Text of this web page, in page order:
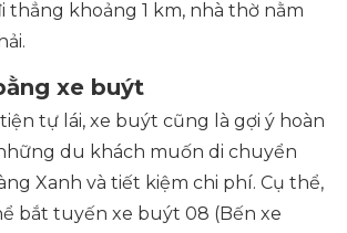
thẳng khoảng 1 km, nhà thờ nằm
xe buýt
tự lái, xe buýt cũng là gợi ý hoàn
du khách muốn di chuyển
Xanh và tiết kiệm chi phí. Cụ thể,
bắt tuyến xe buýt 08 (Bến xe